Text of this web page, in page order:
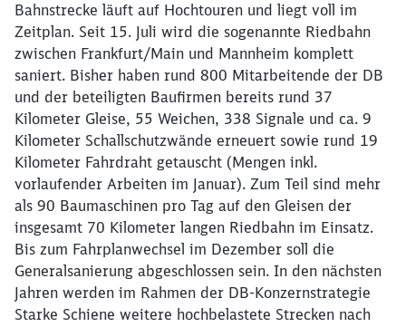
Bahnstrecke läuft auf Hochtouren und liegt voll im
Zeitplan. Seit 15. Juli wird die sogenannte Riedbahn
zwischen Frankfurt/Main und Mannheim komplett
saniert. Bisher haben rund 800 Mitarbeitende der DB
und der beteiligten Baufirmen bereits rund 37
Kilometer Gleise, 55 Weichen, 338 Signale und ca. 9
Kilometer Schallschutzwände erneuert sowie rund 19
Kilometer Fahrdraht getauscht (Mengen inkl.
vorlaufender Arbeiten im Januar). Zum Teil sind mehr
als 90 Baumaschinen pro Tag auf den Gleisen der
insgesamt 70 Kilometer langen Riedbahn im Einsatz.
Bis zum Fahrplanwechsel im Dezember soll die
Generalsanierung abgeschlossen sein. In den nächsten
Jahren werden im Rahmen der DB-Konzernstrategie
Starke Schiene weitere hochbelastete Strecken nach